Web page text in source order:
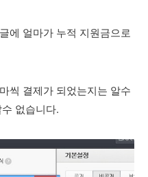
에 얼마가 누적 지원금으로
씩 결제가 되었는지는 알수
없습니다.